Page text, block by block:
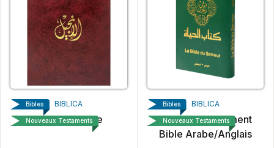
BIBLICA
La Sainte Bible
Bibles
Nouveaux Testaments
BIBLICA
Nouveau Testament
Bible Arabe/Anglais
Bibles
Nouveaux Testaments